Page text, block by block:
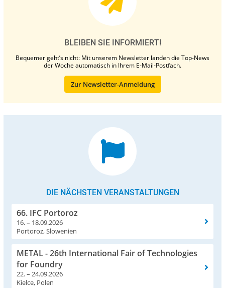
BLEIBEN SIE INFORMIERT!
Bequemer geht’s nicht: Mit unserem Newsletter landen die Top-News
der Woche automatisch in Ihrem E-Mail-Postfach.
Zur Newsletter-Anmeldung
DIE NÄCHSTEN VERANSTALTUNGEN
66. IFC Portoroz
16. – 18.09.2026
Portoroz, Slowenien
METAL - 26th International Fair of Technologies
for Foundry
22. – 24.09.2026
Kielce, Polen